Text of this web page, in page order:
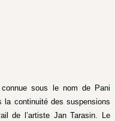
connue sous le nom de Pani
la continuité des suspensions
de l’artiste Jan Tarasin. Le